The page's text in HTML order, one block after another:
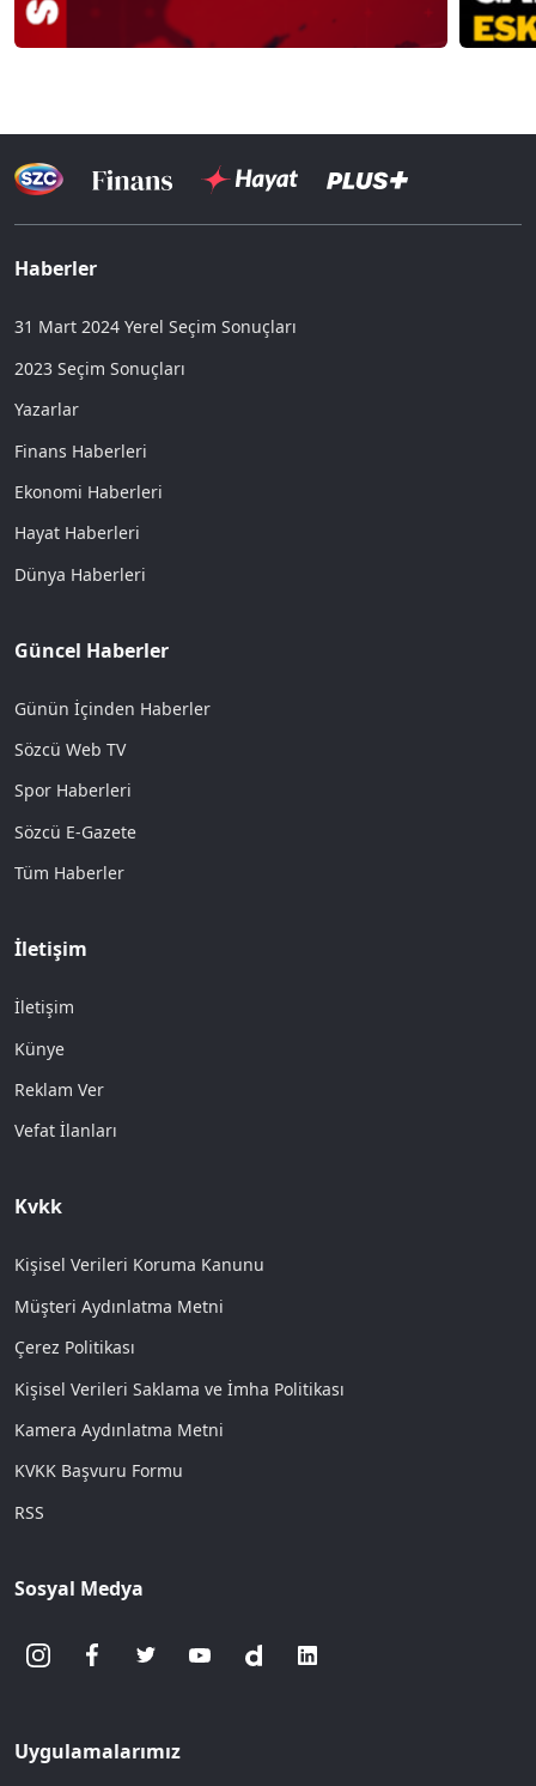
Haberler
31 Mart 2024 Yerel Seçim Sonuçları
2023 Seçim Sonuçları
Yazarlar
Finans Haberleri
Ekonomi Haberleri
Hayat Haberleri
Dünya Haberleri
Güncel Haberler
Günün İçinden Haberler
Sözcü Web TV
Spor Haberleri
Sözcü E-Gazete
Tüm Haberler
İletişim
İletişim
Künye
Reklam Ver
Vefat İlanları
Kvkk
Kişisel Verileri Koruma Kanunu
Müşteri Aydınlatma Metni
Çerez Politikası
Kişisel Verileri Saklama ve İmha Politikası
Kamera Aydınlatma Metni
KVKK Başvuru Formu
RSS
Sosyal Medya
Uygulamalarımız